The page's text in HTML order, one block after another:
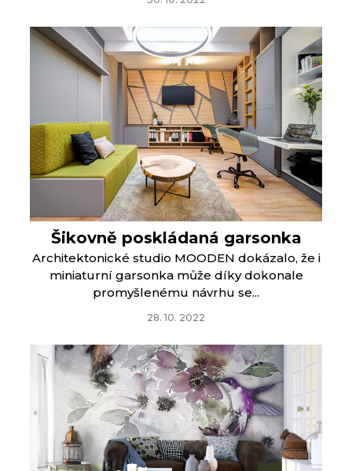
Šikovně poskládaná garsonka
Architektonické studio MOODEN dokázalo, že i
miniaturní garsonka může díky dokonale
promyšlenému návrhu se...
28. 10. 2022